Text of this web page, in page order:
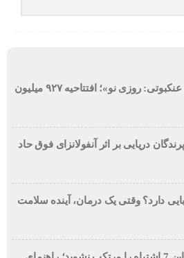
رکوردشکنی تاریخی «مرد عنکبوتی: روزی نو»؛ افتتاحیه ۹۲۷ میلیون
دریایی بر اثر آنفولانزای فوق حاد
دارد؟ وقتی یک درمان، آینده سلامت